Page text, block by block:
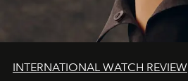
INTERNATIONAL WATCH REVIEW